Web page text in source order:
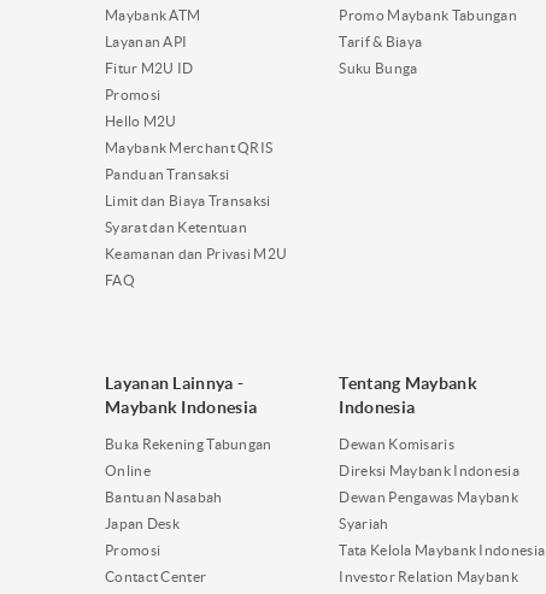
Maybank ATM
Layanan API
Fitur M2U ID
Promosi
Hello M2U
Maybank Merchant QRIS
Panduan Transaksi
Limit dan Biaya Transaksi
Syarat dan Ketentuan
Keamanan dan Privasi M2U
FAQ
Promo Maybank Tabungan
Tarif & Biaya
Suku Bunga
Layanan Lainnya -
Maybank Indonesia
Buka Rekening Tabungan
Online
Bantuan Nasabah
Japan Desk
Promosi
Contact Center
Tentang Maybank
Indonesia
Dewan Komisaris
Direksi Maybank Indonesia
Dewan Pengawas Maybank
Syariah
Tata Kelola Maybank Indonesia
Investor Relation Maybank